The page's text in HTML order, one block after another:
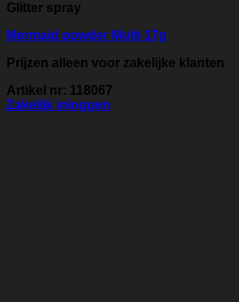
Glitter spray
Mermaid powder Multi 17g
Prijzen alleen voor zakelijke klanten
Artikel nr: 118067
Zakelijk inloggen